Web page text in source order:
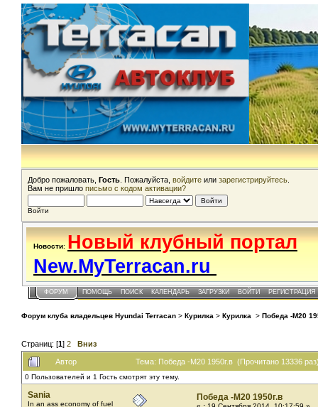
Добро пожаловать, Гость . Пожалуйста, войдите или зарегистрируйтесь
Вам не пришло письмо с кодом активации?
Войти
Новости: Новый клубный портал
New.MyTerracan.ru
ФОРУМ ПОМОЩЬ ПОИСК КАЛЕНДАРЬ ЗАГРУЗКИ ВОЙТИ РЕГИСТРАЦИЯ
Форум клуба владельцев Hyundai Terracan > Курилка > Курилка > Победа -М20
Страниц: [1] 2 Вниз
Автор Тема: Победа -М20 1950г.в (Прочитано 13336
0 Пользователей и 1 Гость смотрят эту тему.
Sania
In an ass economy of fuel
Победа -М20 1950г.в